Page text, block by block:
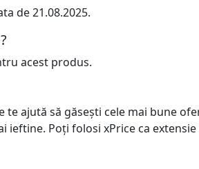
de 21.08.2025.
acest produs.
ajută să găsești cele mai bune
Poți folosi xPrice ca